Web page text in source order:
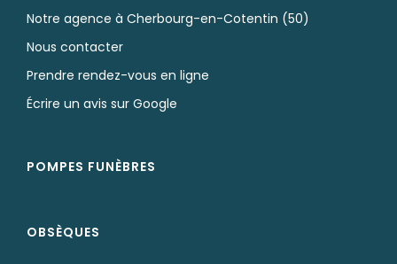
Notre agence à Cherbourg-en-Cotentin (50)
Nous contacter
Prendre rendez-vous en ligne
Écrire un avis sur Google
POMPES FUNÈBRES
OBSÈQUES